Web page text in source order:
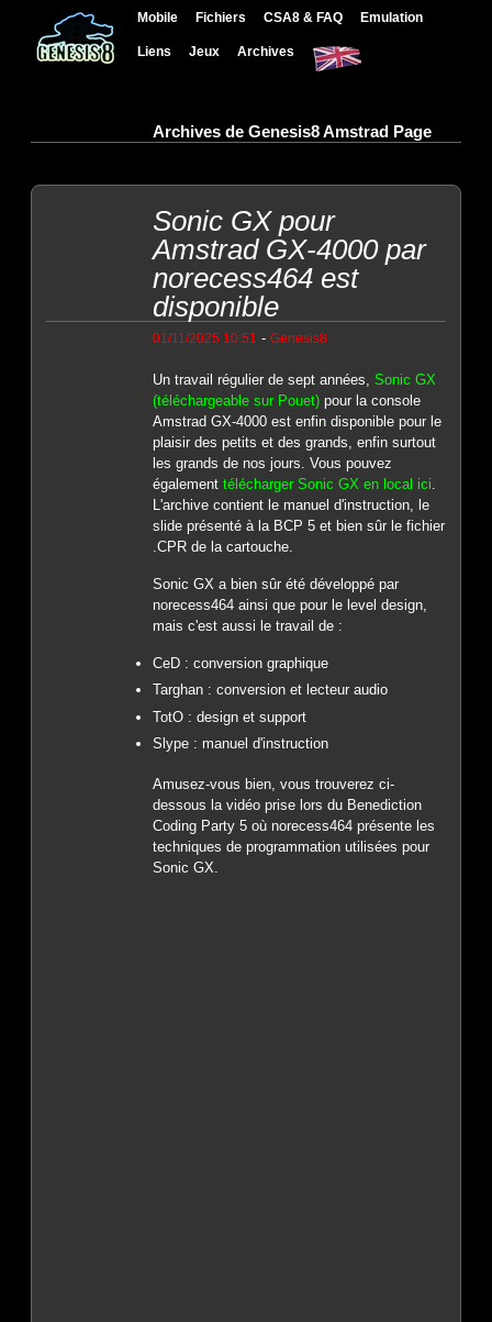
Mobile Fichiers CSA8 & FAQ Emulation
Liens Jeux Archives
Archives de Genesis8 Amstrad Page
Sonic GX pour
Amstrad GX-4000 par
norecess464 est
disponible
01/11/2025 10:51 - Genesis8
Un travail régulier de sept années, Sonic GX
(téléchargeable sur Pouet)pour la console
Amstrad GX-4000 est enfin disponible pour le
plaisir des petits et des grands, enfin surtout
les grands de nos jours. Vous pouvez
également télécharger Sonic GX en local ici
L'archive contient le manuel d'instruction, le
slide présenté à la BCP 5 et bien sûr le fichier
.CPR de la cartouche.
Sonic GX a bien sûr été développé par
norecess464 ainsi que pour le level design,
mais c'est aussi le travail de :
CeD : conversion graphique
Targhan : conversion et lecteur audio
TotO : design et support
Slype : manuel d'instruction
Amusez-vous bien, vous trouverez ci-
dessous la vidéo prise lors du Benediction
Coding Party 5 où norecess464 présente les
techniques de programmation utilisées pour
Sonic GX.